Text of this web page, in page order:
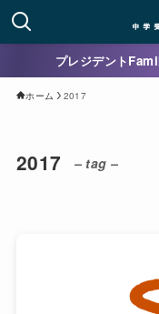
プレジデント
ホーム 2017
2017 – tag –